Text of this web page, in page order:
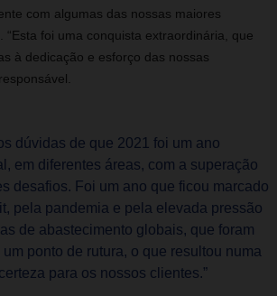
com algumas das nossas maiores
“Esta foi uma conquista extraordinária, que
à dedicação e esforço das nossas
dúvidas de que 2021 foi um ano
em diferentes áreas, com a superação
desafios. Foi um ano que ficou marcado
pela pandemia e pela elevada pressão
de abastecimento globais, que foram
um ponto de rutura, o que resultou numa
para os nossos clientes.”